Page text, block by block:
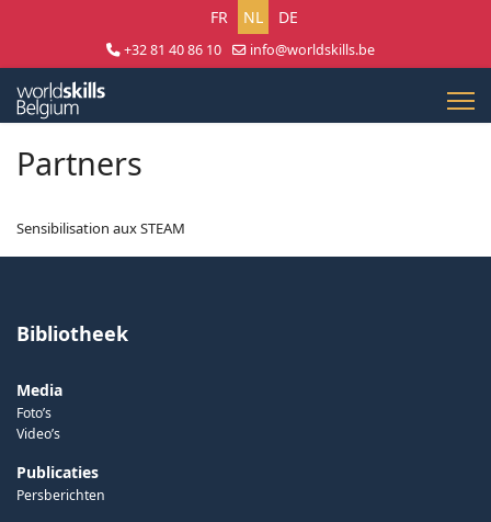
Selecteer uw taal
FR NL DE
+32 81 40 86 10
info@worldskills.be
Partners
Sensibilisation aux STEAM
Bibliotheek
Media
Foto’s
Video’s
Publicaties
Persberichten